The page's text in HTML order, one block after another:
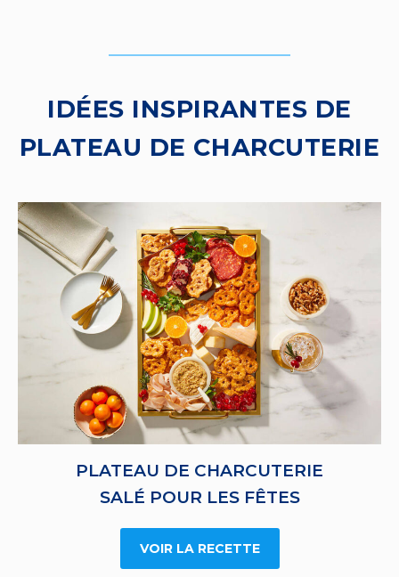
IDÉES INSPIRANTES DE
PLATEAU DE CHARCUTERIE
PLATEAU DE CHARCUTERIE
SALÉ POUR LES FÊTES
VOIR LA RECETTE